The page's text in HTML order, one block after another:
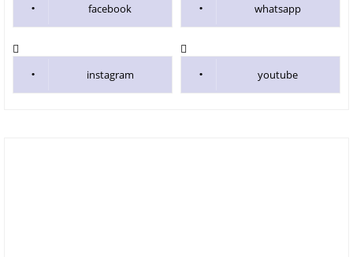
facebook whatsapp
instagram youtube